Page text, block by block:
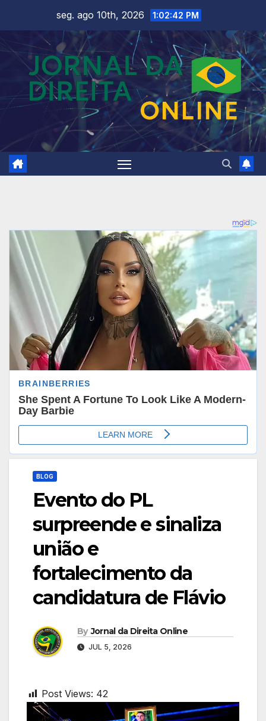
content
seg. ago 10th, 2026 1:02:44 PM
BLOG
Evento do PL
surpreende e sinaliza
união e
fortalecimento da
candidatura de Flávio
By Jornal da Direita Online
JUL 5, 2026
Post Views: 42